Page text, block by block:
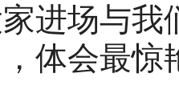
进场与我
体会最惊